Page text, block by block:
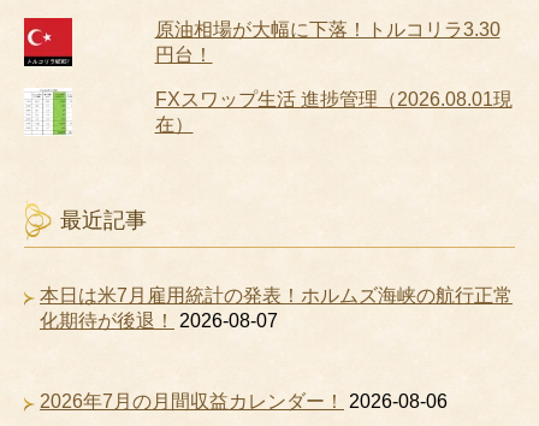
原油相場が大幅に下落！トルコリラ3.30
円台！
FXスワップ生活 進捗管理（2026.08.01現
在）
最近記事
本日は米7月雇用統計の発表！ホルムズ海峡の航行正常
化期待が後退！
2026-08-07
2026年7月の月間収益カレンダー！ 2026-08-06